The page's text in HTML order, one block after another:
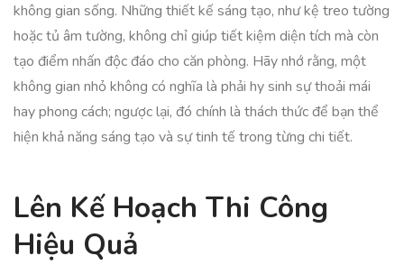
không gian sống. Những thiết kế sáng tạo, như kệ treo tường
hoặc tủ âm tường, không chỉ giúp tiết kiệm diện tích mà còn
tạo điểm nhấn độc đáo cho căn phòng. Hãy nhớ rằng, một
không gian nhỏ không có nghĩa là phải hy sinh sự thoải mái
hay phong cách; ngược lại, đó chính là thách thức để bạn thể
hiện khả năng sáng tạo và sự tinh tế trong từng chi tiết.
Lên Kế Hoạch Thi Công
Hiệu Quả